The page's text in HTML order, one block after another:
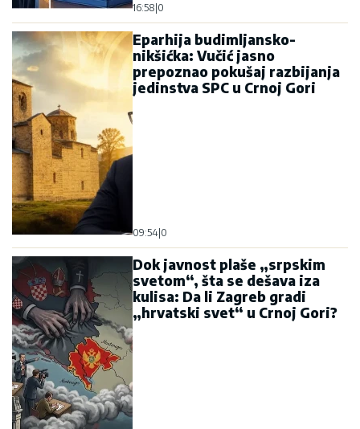
16:58|0
Eparhija budimljansko-
nikšićka: Vučić jasno
prepoznao pokušaj razbijanja
jedinstva SPC u Crnoj Gori
09:54|0
Dok javnost plaše „srpskim
svetom“, šta se dešava iza
kulisa: Da li Zagreb gradi
„hrvatski svet“ u Crnoj Gori?